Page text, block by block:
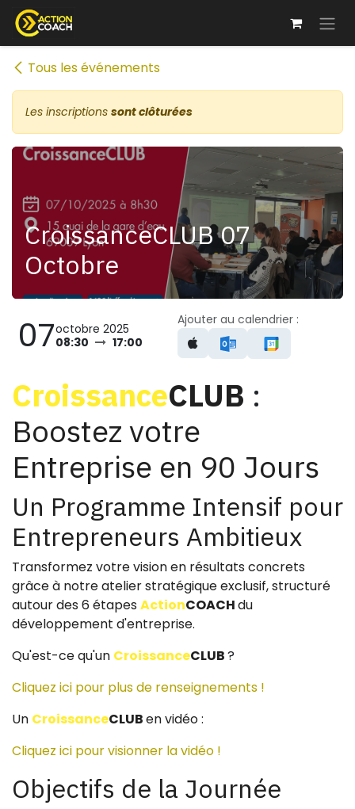
Se rendre au contenu
Tous les événements
Les inscriptions sont clôturées
CroissanceCLUB 07
Octobre
07octobre 2025
08:30
17:00
Ajouter au calendrier :
CroissanceCLUB :
Boostez votre
Entreprise en 90 Jours
Un Programme Intensif pour
Entrepreneurs Ambitieux
Transformez votre vision en résultats concrets
grâce à notre atelier stratégique exclusif, structuré
autour des 6 étapes ActionCOACHdu
développement d'entreprise.
Qu'est-ce qu'un CroissanceCLUB?
Cliquez ici pour plus de renseignements !
Un CroissanceCLUBen vidéo : ​
Cliquez ici pour visionner la vidéo !
Objectifs de la Journée